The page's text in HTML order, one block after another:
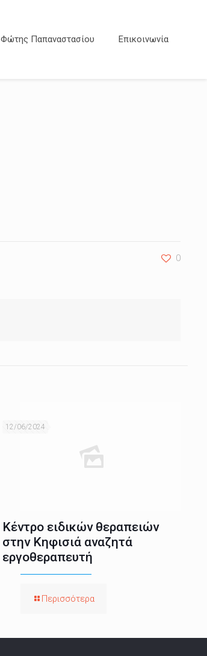
Φώτης Παπαναστασίου Επικοινωνία
0
12/06/2024
Κέντρο ειδικών θεραπειών
στην Κηφισιά αναζητά
εργοθεραπευτή
Περισσότερα